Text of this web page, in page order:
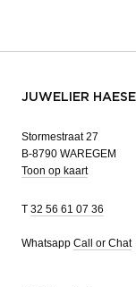
JUWELIER
Stormestraat 27
B-8790 WAREGEM
Toon op kaart
T 32 56 61 07 36
Whatsapp Call or Chat